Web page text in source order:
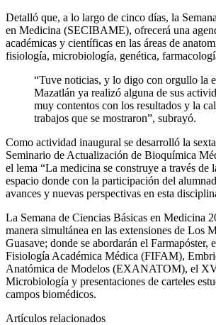
Detalló que, a lo largo de cinco días, la
en Medicina (SECIBAME), ofrecerá una
académicas y científicas en las áreas de
fisiología, microbiología, genética,
“Tuve noticias, y lo digo con orgullo la
Mazatlán ya realizó alguna de sus
muy contentos con los resultados y la
trabajos que se mostraron”, subrayó.
Como actividad inaugural se desarrolló la
Seminario de Actualización de Bioquímica
el lema “La medicina se construye a través de
espacio donde con la participación del
avances y nuevas perspectivas en esta
La Semana de Ciencias Básicas en Medicina
manera simultánea en las extensiones de Los
Guasave; donde se abordarán el Farmapóster,
Fisiología Académica Médica (FIFAM),
Anatómica de Modelos (EXANATOM), el
Microbiología y presentaciones de carteles
campos biomédicos.
Artículos relacionados